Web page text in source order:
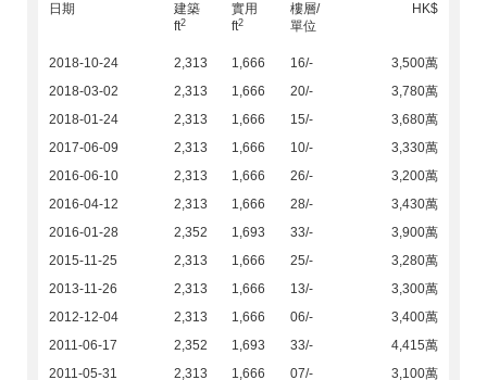
日期
建築
ft2
實用
ft2
樓層/
單位
HK$
2018-10-24 2,313 1,666 16/-
3,500萬
2018-03-02
2,313 1,666 20/-
3,780萬
2018-01-24
2,313 1,666 15/-
3,680萬
2017-06-09
2,313 1,666 10/-
3,330萬
2016-06-10
2,313 1,666 26/-
3,200萬
2016-04-12
2,313 1,666 28/-
3,430萬
2016-01-28
2,352 1,693 33/-
3,900萬
2015-11-25
2,313 1,666 25/-
3,280萬
2013-11-26
2,313 1,666 13/-
3,300萬
2012-12-04
2,313 1,666 06/-
3,400萬
2011-06-17
2,352 1,693 33/-
4,415萬
2011-05-31
2,313 1,666 07/- 3,100萬